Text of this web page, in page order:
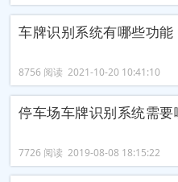
车牌识别系统有哪些功能
8756 阅读 2021-10-20 10:41:10
停车场车牌识别系统需要
7726 阅读 2019-08-08 18:15:22